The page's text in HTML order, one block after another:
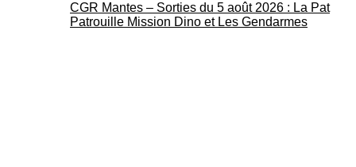
CGR Mantes – Sorties du 5 août 2026 : La Pat
Patrouille Mission Dino et Les Gendarmes